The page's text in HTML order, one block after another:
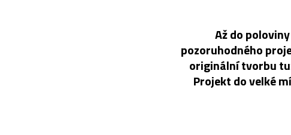
Až do
pozoruhodného
originální tvorbu
Projekt do velké